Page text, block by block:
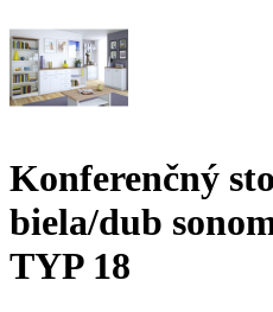
Konferenčný
biela/dub
TYP 18